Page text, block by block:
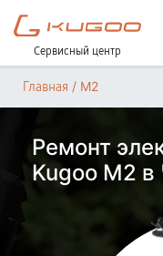
Сервисный центр
Главная / M2
Ремонт
Kugoo M2